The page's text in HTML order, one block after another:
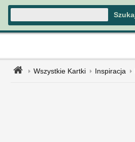
Wszystkie Kartki Inspiracja